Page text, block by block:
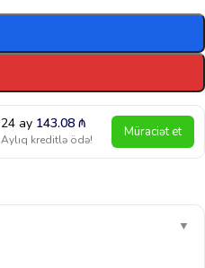
24 ay 143.08₼
Aylıq kreditlə ödə! Müraciət et
▼